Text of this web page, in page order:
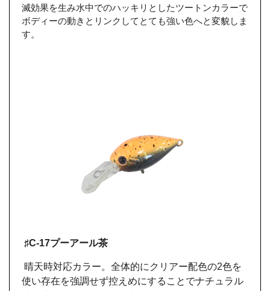
滅効果を生み水中でのハッキリとしたツートンカラーで
ボディーの動きとリンクしてとても強い色へと変貌しま
す。
♯C-17プーアール茶
晴天時対応カラー。全体的にクリアー配色の2色を
使い存在を強調せず控えめにすることでナチュラル